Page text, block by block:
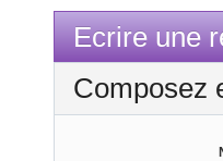
Ecrire une
Composez